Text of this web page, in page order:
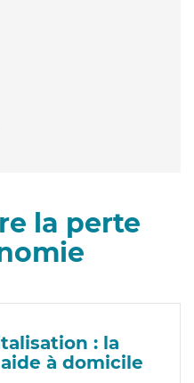
la perte
: la
à domicile